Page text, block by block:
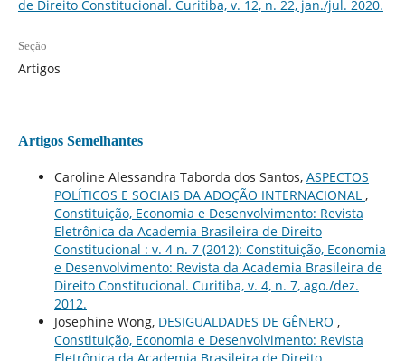
de Direito Constitucional. Curitiba, v. 12, n. 22, jan./jul. 2020.
Seção
Artigos
Artigos Semelhantes
Caroline Alessandra Taborda dos Santos, ASPECTOS
POLÍTICOS E SOCIAIS DA ADOÇÃO INTERNACIONAL ,
Constituição, Economia e Desenvolvimento: Revista
Eletrônica da Academia Brasileira de Direito
Constitucional : v. 4 n. 7 (2012): Constituição, Economia
e Desenvolvimento: Revista da Academia Brasileira de
Direito Constitucional. Curitiba, v. 4, n. 7, ago./dez.
2012.
Josephine Wong, DESIGUALDADES DE GÊNERO ,
Constituição, Economia e Desenvolvimento: Revista